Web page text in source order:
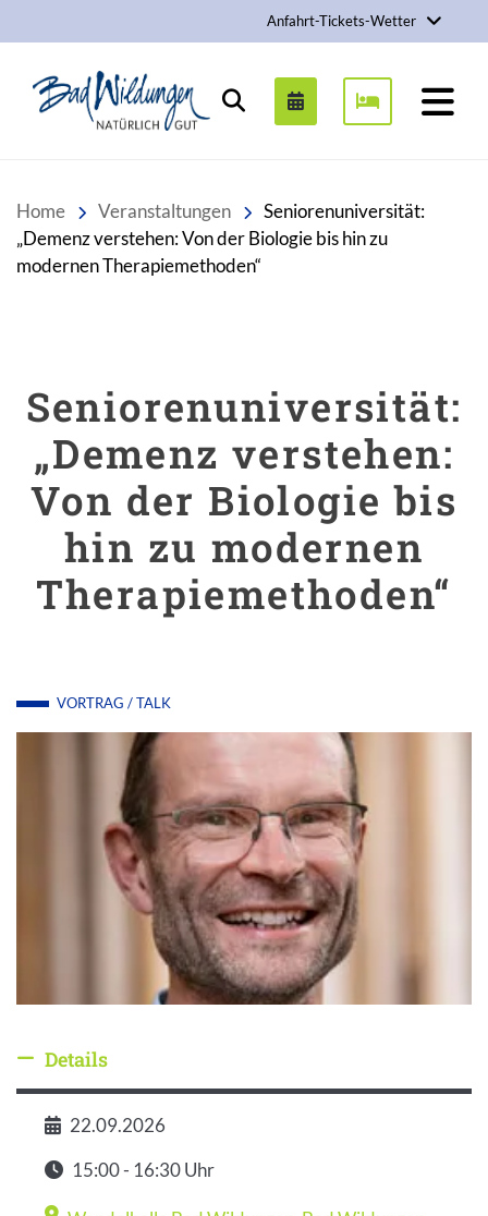
Anfahrt-Tickets-Wetter
Stadt Bad Wildungen
Suchen
Home Veranstaltungen
Seniorenuniversität:
„Demenz verstehen: Von der Biologie bis hin zu
modernen Therapiemethoden“
Seniorenuniversität:
„Demenz verstehen:
Von der Biologie bis
hin zu modernen
Therapiemethoden“
VORTRAG / TALK
Details ausblenden
Details
Datum
22.09.2026
Zeit
15:00 - 16:30 Uhr